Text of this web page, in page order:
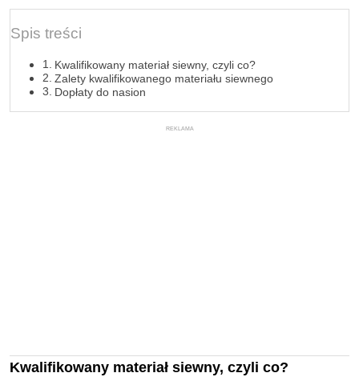
Spis treści
Kwalifikowany materiał siewny, czyli co?
Zalety kwalifikowanego materiału siewnego
Dopłaty do nasion
REKLAMA
Kwalifikowany materiał siewny, czyli co?